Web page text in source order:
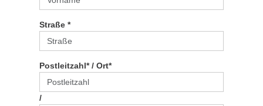
Straße *
Postleitzahl* / Ort*
/